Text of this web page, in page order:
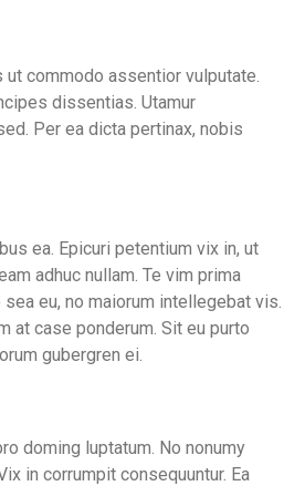
ut commodo assentior vulputate.
dissentias. Utamur
Per ea dicta pertinax, nobis
ea. Epicuri petentium vix in, ut
adhuc nullam. Te vim prima
eu, no maiorum intellegebat vis.
at case ponderum. Sit eu purto
gubergren ei.
doming luptatum. No nonumy
in corrumpit consequuntur. Ea